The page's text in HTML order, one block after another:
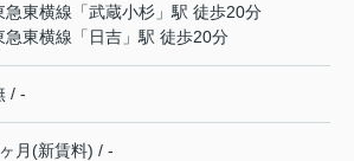
急東横線 「武蔵小杉 」駅 徒歩20分
急東横線 「 日吉 」駅 徒歩20分
/ -
月(新賃料) / -